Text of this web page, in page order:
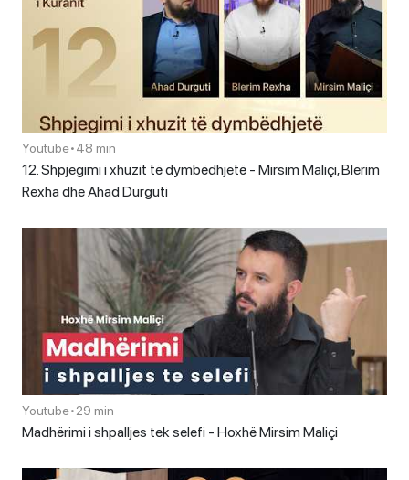
Youtube•48 min
12. Shpjegimi i xhuzit të dymbëdhjetë - Mirsim Maliçi, Blerim
Rexha dhe Ahad Durguti
Youtube•29 min
Madhërimi i shpalljes tek selefi - Hoxhë Mirsim Maliçi